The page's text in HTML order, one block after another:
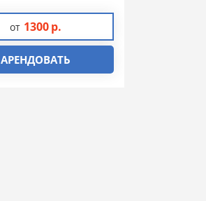
от 1300 р.
АРЕНДОВАТЬ